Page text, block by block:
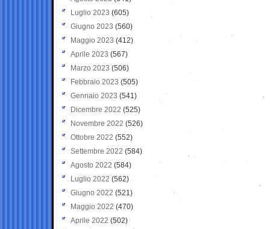
Luglio 2023 (605)
Giugno 2023 (560)
Maggio 2023 (412)
Aprile 2023 (567)
Marzo 2023 (506)
Febbraio 2023 (505)
Gennaio 2023 (541)
Dicembre 2022 (525)
Novembre 2022 (526)
Ottobre 2022 (552)
Settembre 2022 (584)
Agosto 2022 (584)
Luglio 2022 (562)
Giugno 2022 (521)
Maggio 2022 (470)
Aprile 2022 (502)